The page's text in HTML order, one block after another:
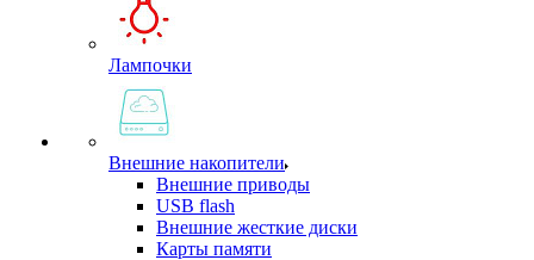
Лампочки
Внешние накопители
Внешние приводы
USB flash
Внешние жесткие диски
Карты памяти